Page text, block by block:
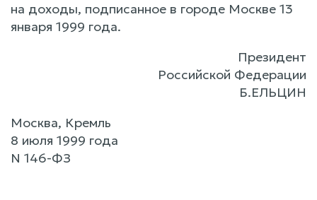
на доходы, подписанное в городе Москве 13
января 1999 года.
Президент
Российской Федерации
Б.ЕЛЬЦИН
Москва, Кремль
8 июля 1999 года
N 146-ФЗ